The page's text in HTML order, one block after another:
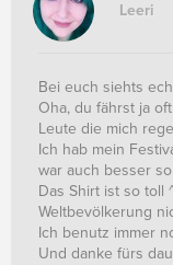
Leeri
Bei euch siehts
Oha, du fährst ja
Leute die mich
Ich hab mein
war auch besser
Das Shirt ist so toll
Weltbevölkerung
Ich benutz immer
Und danke fürs